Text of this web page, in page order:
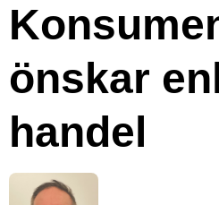
önskar
handel